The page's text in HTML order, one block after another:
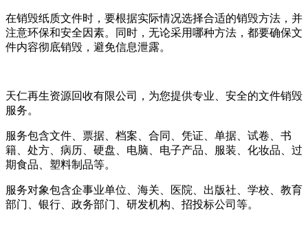
在销毁纸质文件时，要根据实际情况选择合适的销毁方法，并
注意环保和安全因素。同时，无论采用哪种方法，都要确保文
件内容彻底销毁，避免信息泄露。
天仁再生资源回收有限公司，为您提供专业、安全的文件销毁
服务。
服务包含文件、票据、档案、合同、凭证、单据、试卷、书
籍、处方、病历、硬盘、电脑、电子产品、服装、化妆品、过
期食品、塑料制品等。
服务对象包含企事业单位、海关、医院、出版社、学校、教育
部门、银行、政务部门、研发机构、招投标公司等。